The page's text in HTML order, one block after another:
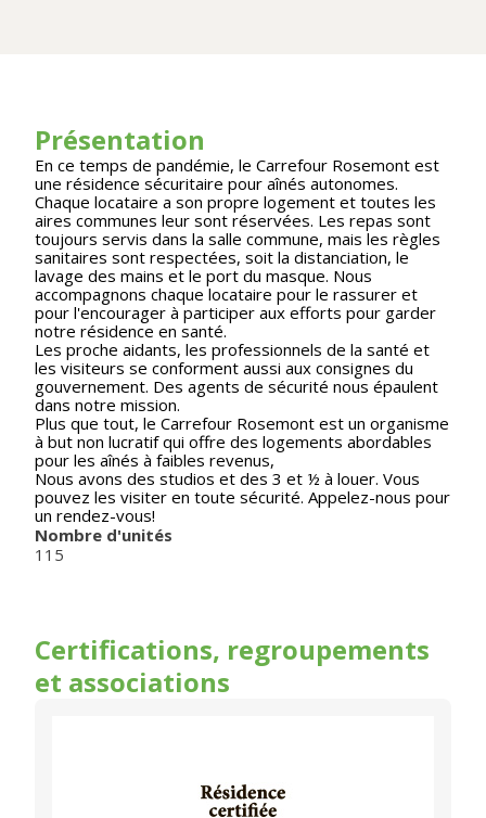
Présentation
En ce temps de pandémie, le Carrefour Rosemont est
une résidence sécuritaire pour aînés autonomes.
Chaque locataire a son propre logement et toutes les
aires communes leur sont réservées. Les repas sont
toujours servis dans la salle commune, mais les règles
sanitaires sont respectées, soit la distanciation, le
lavage des mains et le port du masque. Nous
accompagnons chaque locataire pour le rassurer et
pour l'encourager à participer aux efforts pour garder
notre résidence en santé.
Les proche aidants, les professionnels de la santé et
les visiteurs se conforment aussi aux consignes du
gouvernement. Des agents de sécurité nous épaulent
dans notre mission.
Plus que tout, le Carrefour Rosemont est un organisme
à but non lucratif qui offre des logements abordables
pour les aînés à faibles revenus,
Nous avons des studios et des 3 et ½ à louer. Vous
pouvez les visiter en toute sécurité. Appelez-nous pour
un rendez-vous!
Nombre d'unités
115
Certifications, regroupements
et associations